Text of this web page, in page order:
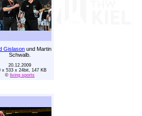
Gislason und Martin
Schwalb.
20.12.2009
x 533 x 24bit, 147 KB
© living sports